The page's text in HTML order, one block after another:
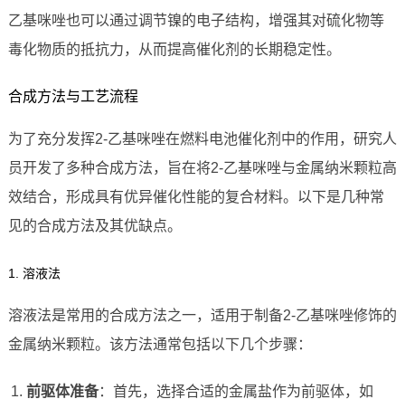
乙基咪唑也可以通过调节镍的电子结构，增强其对硫化物等
毒化物质的抵抗力，从而提高催化剂的长期稳定性。
合成方法与工艺流程
为了充分发挥2-乙基咪唑在燃料电池催化剂中的作用，研究人
员开发了多种合成方法，旨在将2-乙基咪唑与金属纳米颗粒高
效结合，形成具有优异催化性能的复合材料。以下是几种常
见的合成方法及其优缺点。
1. 溶液法
溶液法是常用的合成方法之一，适用于制备2-乙基咪唑修饰的
金属纳米颗粒。该方法通常包括以下几个步骤：
前驱体准备：首先，选择合适的金属盐作为前驱体，如